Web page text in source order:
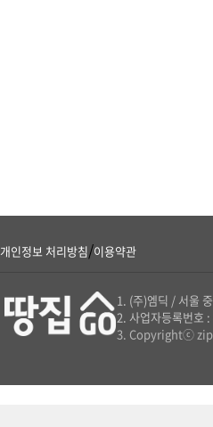
(주)엠딕 / 서울
사업자등록번호
Copyrightⓒ
개인정보 처리방침/이용약관